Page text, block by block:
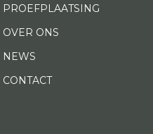
PROEFPLAATSING
OVER ONS
NEWS
CONTACT